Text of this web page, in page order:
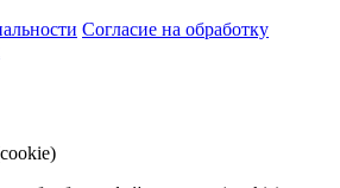
Согласие на обработку